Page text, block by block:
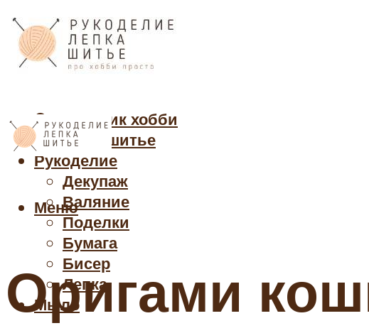
Cправочник хобби
Кройка и шитье
Рукоделие
Декупаж
Валяние
Поделки
Бумага
Бисер
Лепка
Мыло
Меню
Оригами